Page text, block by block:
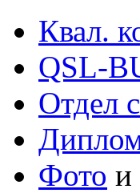
Квал.
QSL-
Отдел
Фото и